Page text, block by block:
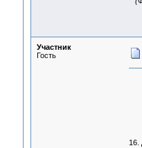
Участник
Гость
16.